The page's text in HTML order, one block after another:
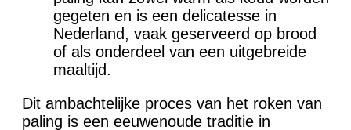
gegeten en is een delicatesse in
Nederland, vaak geserveerd op brood
of als onderdeel van een uitgebreide
maaltijd.
Dit ambachtelijke proces van het roken van
paling is een eeuwenoude traditie in